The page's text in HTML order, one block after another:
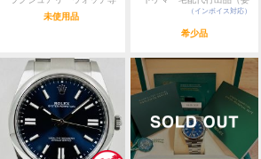
門店：R/M
未使用品
託販売）
（インボイス対応）
希少品